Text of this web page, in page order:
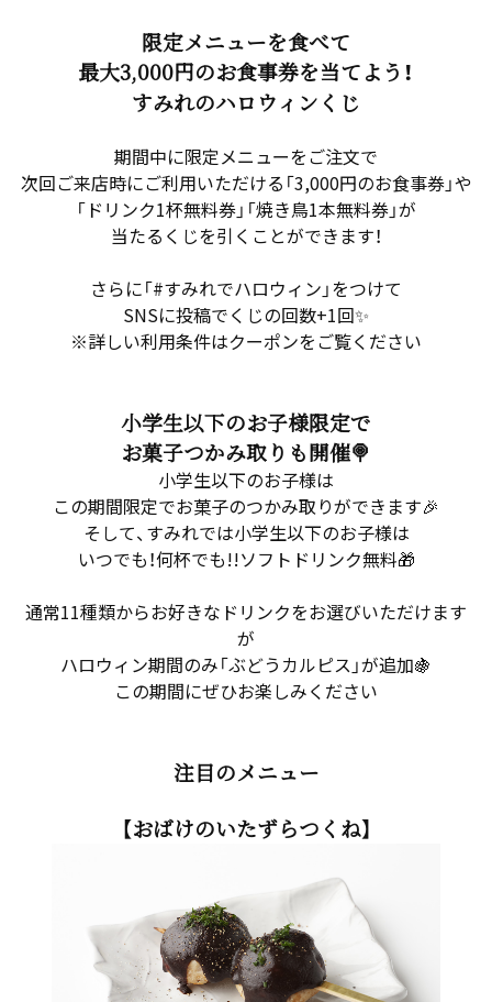
限定メニューを食べて
最大3,000円のお食事券を当てよう！
すみれのハロウィンくじ
期間中に限定メニューをご注文で
次回ご来店時にご利用いただける「3,000円のお食事券」や
「ドリンク1杯無料券」「焼き鳥1本無料券」が
当たるくじを引くことができます！
さらに「#すみれでハロウィン」をつけて
SNSに投稿でくじの回数+1回✨
※詳しい利用条件はクーポンをご覧ください
小学生以下のお子様限定で
お菓子つかみ取りも開催🍭
小学生以下のお子様は
この期間限定でお菓子のつかみ取りができます🎉
そして、すみれでは小学生以下のお子様は
いつでも！何杯でも!!ソフトドリンク無料🎁
通常11種類からお好きなドリンクをお選びいただけます
が
ハロウィン期間のみ「ぶどうカルピス」が追加🍇
この期間にぜひお楽しみください
注目のメニュー
【おばけのいたずらつくね】